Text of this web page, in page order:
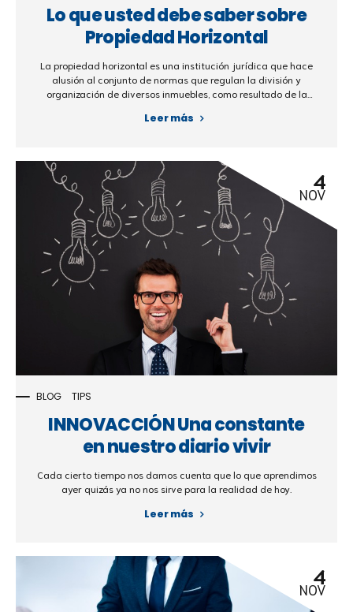
Lo que usted debe saber sobre
Propiedad Horizontal
La propiedad horizontal es una institución jurídica que hace
alusión al conjunto de normas que regulan la división y
organización de diversos inmuebles, como resultado de la
Leer más
BLOG TIPS
4
NOV
INNOVACCIÓN Una constante
en nuestro diario vivir
Cada cierto tiempo nos damos cuenta que lo que aprendimos
ayer quizás ya no nos sirve para la realidad de hoy.
Leer más
4
NOV